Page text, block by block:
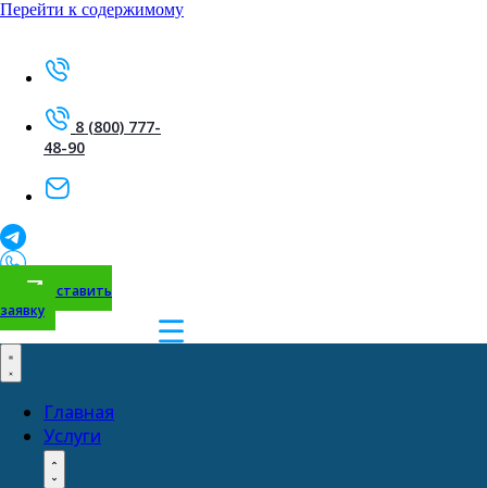
Перейти к содержимому
8 (800) 777-
48-90
Оставить
заявку
Главная
Услуги